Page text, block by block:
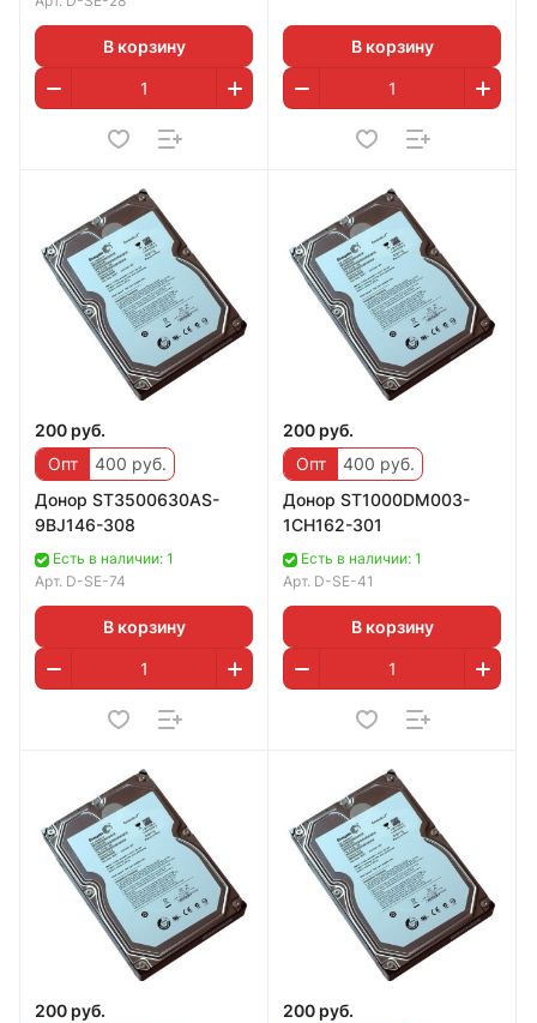
В корзину В корзину
200 руб.
Опт
400 руб.
Донор ST3500630AS-
9BJ146-308
Есть в наличии: 1
Арт. D-SE-74
В корзину
200 руб.
Опт
400 руб.
Дoнoр ST1000DM003-
1CH162-301
Есть в наличии: 1
Арт. D-SE-41
В корзину
200 руб.
200 руб.